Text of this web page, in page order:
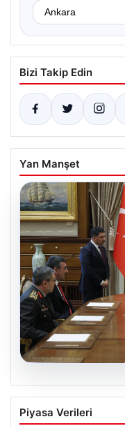
Bizi Takip Edin
Yan Manşet
Türk Hava
Kadınlar:
Piyasa Verileri